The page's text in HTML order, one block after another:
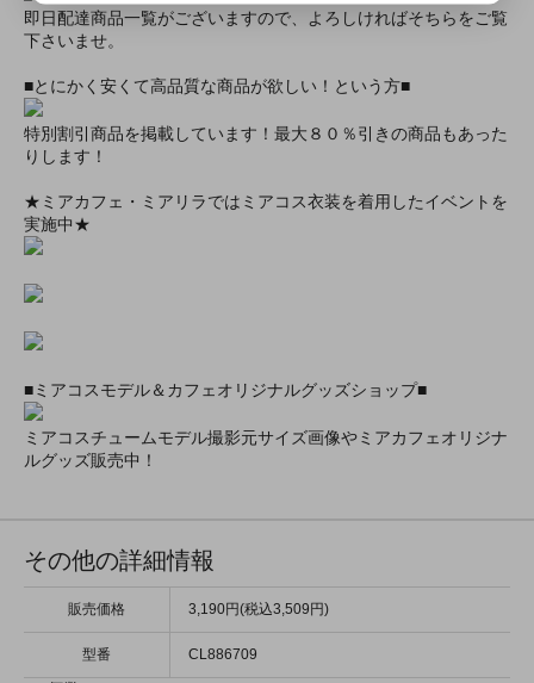
即日配達商品一覧がございますので、よろしければそちらをご覧
下さいませ。
■とにかく安くて高品質な商品が欲しい！という方■
特別割引商品を掲載しています！最大８０％引きの商品もあった
りします！
★ミアカフェ・ミアリラではミアコス衣装を着用したイベントを
実施中★
■ミアコスモデル＆カフェオリジナルグッズショップ■
ミアコスチュームモデル撮影元サイズ画像やミアカフェオリジナ
ルグッズ販売中！
その他の詳細情報
販売価格 3,190円(税込3,509円)
型番 CL886709